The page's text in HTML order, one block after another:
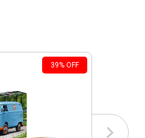
39% OFF